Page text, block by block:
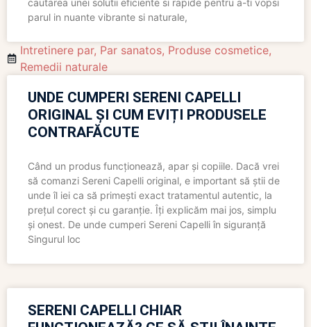
cautarea unei solutii eficiente si rapide pentru a-ti vopsi
parul in nuante vibrante si naturale,
Intretinere par, Par sanatos, Produse cosmetice,
Remedii naturale
UNDE CUMPERI SERENI CAPELLI
ORIGINAL ȘI CUM EVIȚI PRODUSELE
CONTRAFĂCUTE
Când un produs funcționează, apar și copiile. Dacă vrei
să comanzi Sereni Capelli original, e important să știi de
unde îl iei ca să primești exact tratamentul autentic, la
prețul corect și cu garanție. Îți explicăm mai jos, simplu
și onest. De unde cumperi Sereni Capelli în siguranță
Singurul loc
SERENI CAPELLI CHIAR